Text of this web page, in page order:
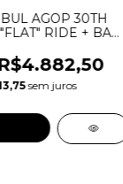
AGOP 30TH
RIDE + BAG
sem juros